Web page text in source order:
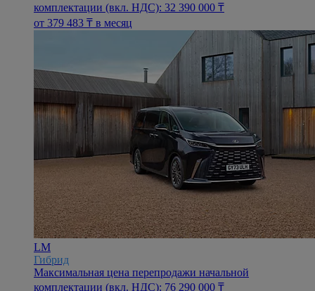
комплектации (вкл. НДС): 32 390 000 ₸
oт 379 483 ₸ в месяц
LM
Гибрид
Максимальная цена перепродажи начальной
комплектации (вкл. НДС): 76 290 000 ₸